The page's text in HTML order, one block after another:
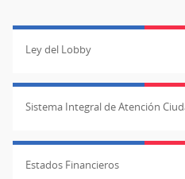
Ley del Lobby
Sistema Integral de Atención
Estados Financieros